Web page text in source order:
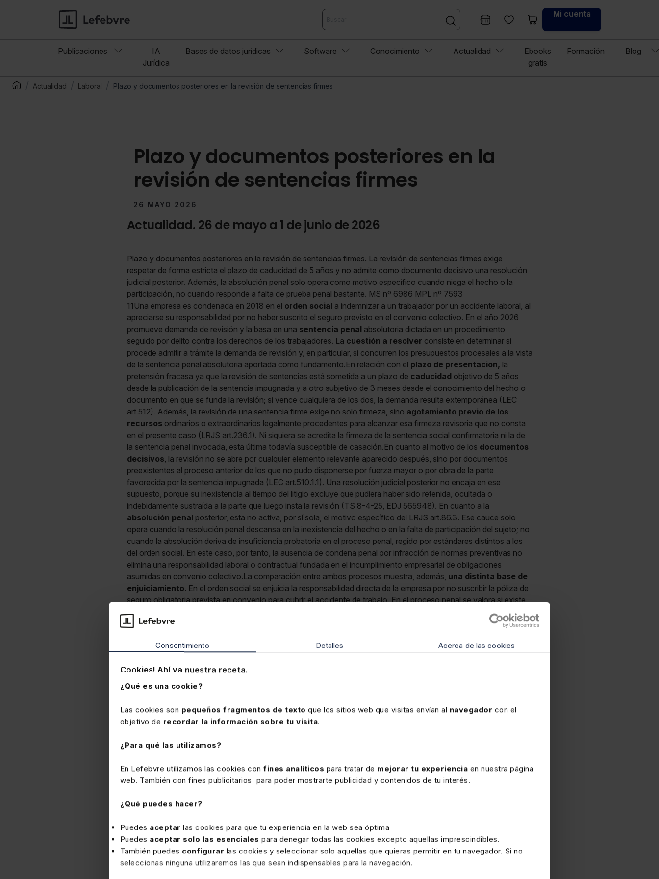
Consentimiento Detalles Acerca de las cookies
Cookies! Ahí va nuestra receta.
¿Qué es una cookie?
Las cookies son pequeños fragmentos de texto que los sitios web que visitas envían al navegador con el
objetivo de recordar la información sobre tu visita.
¿Para qué las utilizamos?
En Lefebvre utilizamos las cookies con fines analíticos para tratar de mejorar tu experiencia en nuestra página
web. También con fines publicitarios, para poder mostrarte publicidad y contenidos de tu interés.
¿Qué puedes hacer?
Puedes aceptar las cookies para que tu experiencia en la web sea óptima
Puedes aceptar solo las esenciales para denegar todas las cookies excepto aquellas imprescindibles.
También puedes configurar las cookies y seleccionar solo aquellas que quieras permitir en tu navegador. Si no
seleccionas ninguna utilizaremos las que sean indispensables para la navegación.
Mi cuenta
Publicaciones
IA
Jurídica
Bases de datos jurídicas Software Conocimiento Actualidad
Ebooks
gratis
Formación Blog
Actualidad Laboral Plazo y documentos posteriores en la revisión de sentencias firmes
Plazo y documentos posteriores en la
revisión de sentencias firmes
26 MAYO 2026
Actualidad. 26 de mayo a 1 de junio de 2026
Plazo y documentos posteriores en la revisión de sentencias firmes. La revisión de sentencias firmes exige
respetar de forma estricta el plazo de caducidad de 5 años y no admite como documento decisivo una resolución
judicial posterior. Además, la absolución penal solo opera como motivo específico cuando niega el hecho o la
participación, no cuando responde a falta de prueba penal bastante. MS nº 6986 MPL nº 7593
11Una empresa es condenada en 2018 en el orden social a indemnizar a un trabajador por un accidente laboral, al
apreciarse su responsabilidad por no haber suscrito el seguro previsto en el convenio colectivo. En el año 2026
promueve demanda de revisión y la basa en una sentencia penal absolutoria dictada en un procedimiento
seguido por delito contra los derechos de los trabajadores. La cuestión a resolver consiste en determinar si
procede admitir a trámite la demanda de revisión y, en particular, si concurren los presupuestos procesales a la vista
de la sentencia penal absolutoria aportada como fundamento.En relación con el plazo de presentación, la
pretensión fracasa ya que la revisión de sentencias está sometida a un plazo de caducidad objetivo de 5 años
desde la publicación de la sentencia impugnada y a otro subjetivo de 3 meses desde el conocimiento del hecho o
documento en que se funda la revisión; si vence cualquiera de los dos, la demanda resulta extemporánea (LEC
art.512). Además, la revisión de una sentencia firme exige no solo firmeza, sino agotamiento previo de los
recursos ordinarios o extraordinarios legalmente procedentes para alcanzar esa firmeza revisoria que no consta
en el presente caso (LRJS art.236.1). Ni siquiera se acredita la firmeza de la sentencia social confirmatoria ni la de
la sentencia penal invocada, esta última todavía susceptible de casación.En cuanto al motivo de los documentos
decisivos, la revisión no se abre por cualquier elemento relevante aparecido después, sino por documentos
preexistentes al proceso anterior de los que no pudo disponerse por fuerza mayor o por obra de la parte
favorecida por la sentencia impugnada (LEC art.510.1.1). Una resolución judicial posterior no encaja en ese
supuesto, porque su inexistencia al tiempo del litigio excluye que pudiera haber sido retenida, ocultada o
indebidamente sustraída a la parte que luego insta la revisión (TS 8-4-25, EDJ 565948). En cuanto a la
absolución penal posterior, esta no activa, por sí sola, el motivo específico del LRJS art.86.3. Ese cauce solo
opera cuando la resolución penal descansa en la inexistencia del hecho o en la falta de participación del sujeto; no
cuando la absolución deriva de insuficiencia probatoria en el proceso penal, regido por estándares distintos a los
del orden social. En este caso, por tanto, la ausencia de condena penal por infracción de normas preventivas no
elimina una responsabilidad laboral o contractual fundada en el incumplimiento empresarial de obligaciones
asumidas en convenio colectivo.La comparación entre ambos procesos muestra, además, una distinta base de
enjuiciamiento. En el orden social se enjuicia la responsabilidad directa de la empresa por no suscribir la póliza de
seguro obligatoria prevista en convenio para cubrir el accidente de trabajo. En el proceso penal se valora si existe
un delito contra los derechos de los trabajadores y si se acredita la relación causal exigible en ese ámbito. Al no
coincidir ni el objeto ni el parámetro de valoración, la absolución penal por falta de prueba suficiente no desactiva la
TS auto 6-5-26, EDJ 578960
Memento de referencia en el ámbito jurídico con toda la
novedad.
Precio192 €